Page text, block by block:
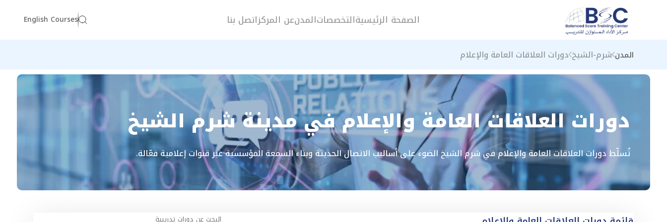
الصفحة الرئيسيةالتخصصاتالمدنعن المركزاتصل بنا English Courses
المدن شرم-الشيخ دورات العلاقات العامة والإعلام
دورات العلاقات العامة والإعلام في مدينة شرم الشيخ
تُسلّط دورات العلاقات العامة والإعلام في شرم الشيخ الضوء على أساليب الاتصال الحديثة وبناء السمعة المؤسسية عبر قنوات إعلامية فعّالة.